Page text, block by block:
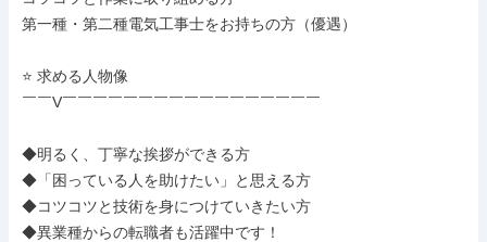
第一種・第二種電気工事士をお持ちの方（優遇）
⭐ 求める人物像
￣￣V￣￣￣￣￣￣￣￣￣￣￣￣￣￣￣￣￣
◆明るく、丁寧な挨拶ができる方
◆「困っている人を助けたい」と思える方
◆コツコツと技術を身につけていきたい方
◆異業種からの転職者も活躍中です！